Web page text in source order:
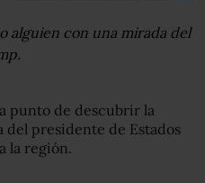
alguien con una mirada del
punto de descubrir la
del presidente de Estados
la región.